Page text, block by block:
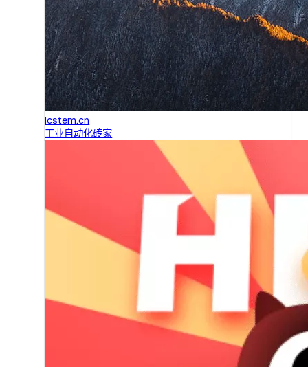
icstem.cn
工业自动化砖家